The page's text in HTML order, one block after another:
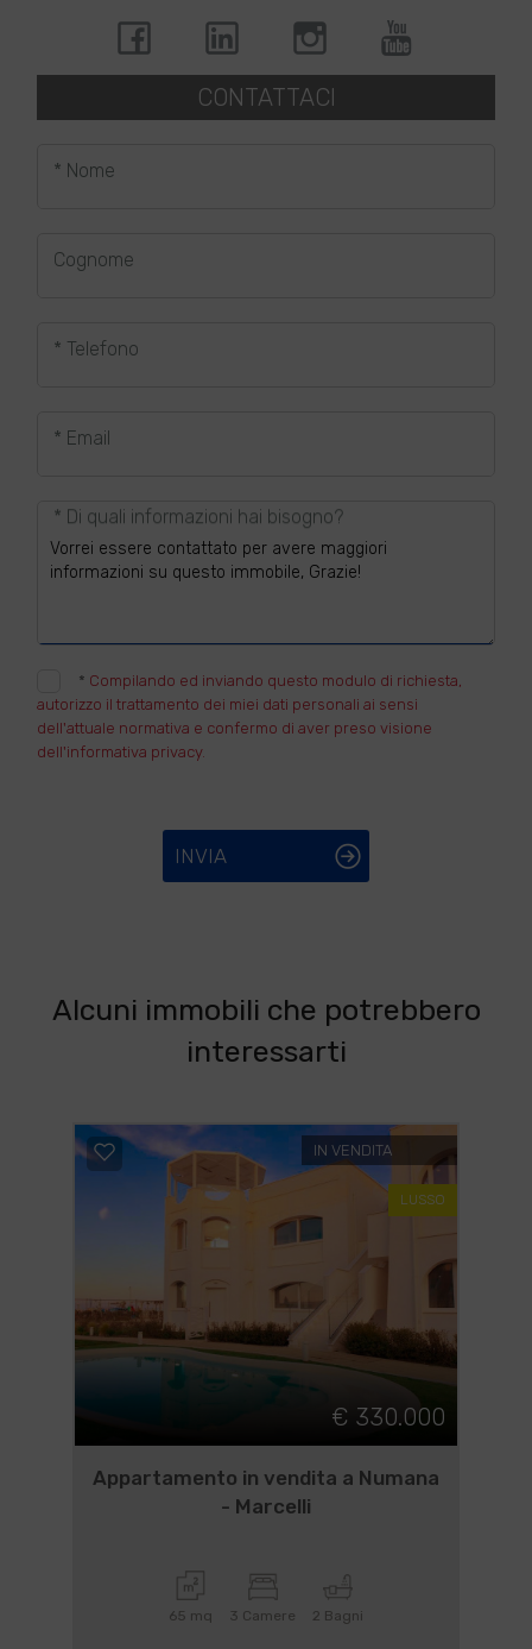
CONTATTACI
* Nome
Cognome
* Telefono
* Email
* Di quali informazioni hai bisogno?
* Compilando ed inviando questo modulo di richiesta,
autorizzo il trattamento dei miei dati personali ai sensi
dell'attuale normativa e confermo di aver preso visione
dell'informativa privacy.
INVIA
Alcuni immobili che potrebbero
interessarti
IN VENDITA
LUSSO
€ 330.000
Appartamento in vendita a Numana
- Marcelli
65 mq 3 Camere 2 Bagni